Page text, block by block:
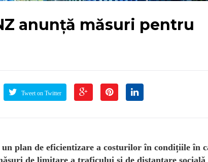
anunță măsuri pentru
Tweet on Twitter
plan de eficientizare a costurilor în condițiile în
de limitare a traficului și de distanțare socială